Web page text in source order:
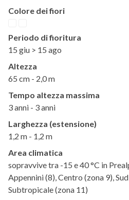
Colore dei fiori
Periodo di fioritura
15 giu > 15 ago
Altezza
65 cm - 2,0 m
Tempo altezza massima
3 anni - 3 anni
Larghezza (estensione)
1,2 m - 1,2 m
Area climatica
sopravvive tra -15 e 40 °C in
Appennini (8), Centro (zona 9),
Subtropicale (zona 11)